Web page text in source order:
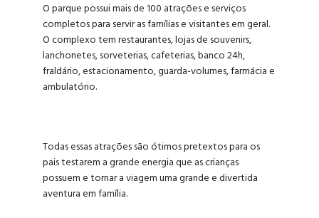
O parque possui mais de 100 atrações e serviços
completos para servir as famílias e visitantes em geral.
O complexo tem restaurantes, lojas de souvenirs,
lanchonetes, sorveterias, cafeterias, banco 24h,
fraldário, estacionamento, guarda-volumes, farmácia e
ambulatório.
Todas essas atrações são ótimos pretextos para os
pais testarem a grande energia que as crianças
possuem e tornar a viagem uma grande e divertida
aventura em família.